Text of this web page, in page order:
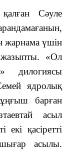
Сәуле
жарнама үшін
жазыпты. «Ол
дилогиясы
ядролық
барған
асыл
екі қасіретті
асылы.